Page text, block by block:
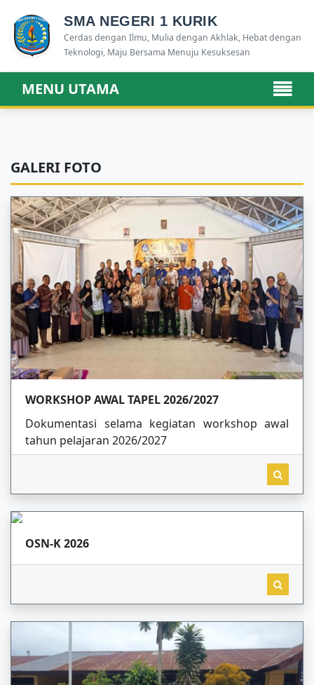
SMA NEGERI 1 KURIK
Cerdas dengan Ilmu, Mulia dengan Akhlak, Hebat dengan
Teknologi, Maju Bersama Menuju Kesuksesan
MENU UTAMA
GALERI FOTO
WORKSHOP AWAL TAPEL 2026/2027
Dokumentasi selama kegiatan workshop awal
tahun pelajaran 2026/2027
OSN-K 2026